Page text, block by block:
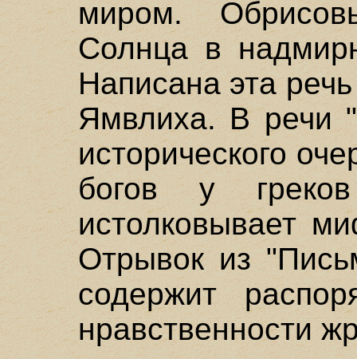
миром.
Солнца в
Написана эта
Ямвлиха. В речи
исторического
богов у
истолковывает
Отрывок из
содержит
нравственности